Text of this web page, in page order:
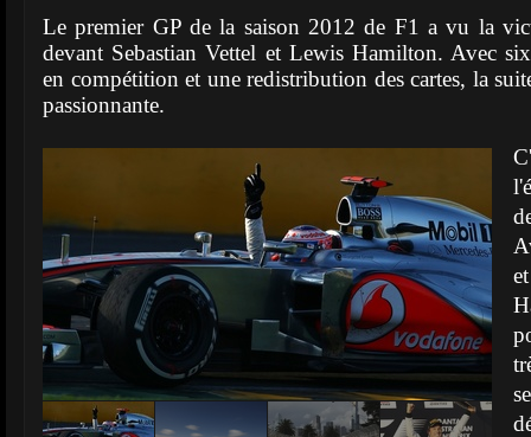
Le premier GP de la saison 2012 de F1 a vu la
devant Sebastian Vettel et Lewis Hamilton. Avec
en compétition et une redistribution des cartes, la
passionnante.